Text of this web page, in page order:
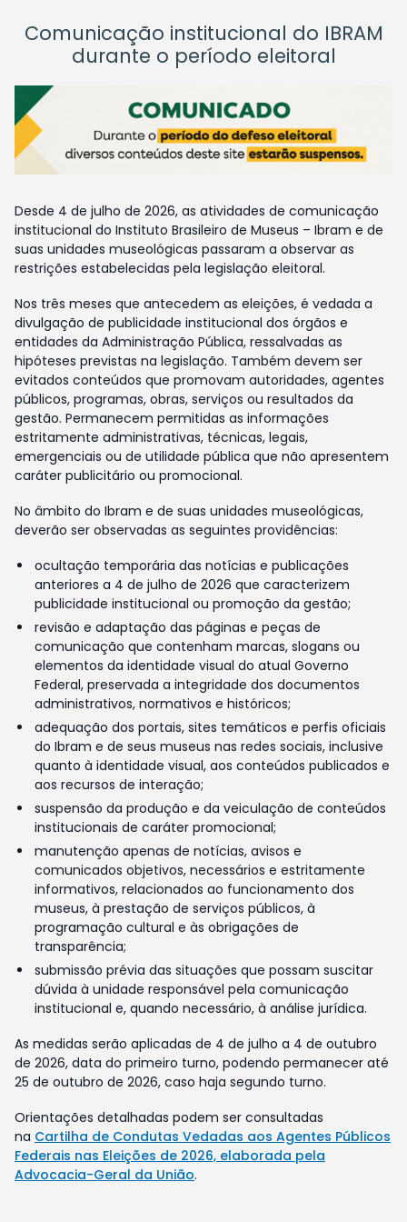
Comunicação institucional do IBRAM
durante o período eleitoral
Desde 4 de julho de 2026, as atividades de comunicação
institucional do Instituto Brasileiro de Museus – Ibram e de
suas unidades museológicas passaram a observar as
restrições estabelecidas pela legislação eleitoral.
Nos três meses que antecedem as eleições, é vedada a
divulgação de publicidade institucional dos órgãos e
entidades da Administração Pública, ressalvadas as
hipóteses previstas na legislação. Também devem ser
evitados conteúdos que promovam autoridades, agentes
públicos, programas, obras, serviços ou resultados da
gestão. Permanecem permitidas as informações
estritamente administrativas, técnicas, legais,
emergenciais ou de utilidade pública que não apresentem
caráter publicitário ou promocional.
No âmbito do Ibram e de suas unidades museológicas,
deverão ser observadas as seguintes providências:
ocultação temporária das notícias e publicações
anteriores a 4 de julho de 2026 que caracterizem
publicidade institucional ou promoção da gestão;
revisão e adaptação das páginas e peças de
comunicação que contenham marcas, slogans ou
elementos da identidade visual do atual Governo
Federal, preservada a integridade dos documentos
administrativos, normativos e históricos;
adequação dos portais, sites temáticos e perfis oficiais
do Ibram e de seus museus nas redes sociais, inclusive
quanto à identidade visual, aos conteúdos publicados e
aos recursos de interação;
suspensão da produção e da veiculação de conteúdos
institucionais de caráter promocional;
manutenção apenas de notícias, avisos e
comunicados objetivos, necessários e estritamente
informativos, relacionados ao funcionamento dos
museus, à prestação de serviços públicos, à
programação cultural e às obrigações de
transparência;
submissão prévia das situações que possam suscitar
dúvida à unidade responsável pela comunicação
institucional e, quando necessário, à análise jurídica.
As medidas serão aplicadas de 4 de julho a 4 de outubro
de 2026, data do primeiro turno, podendo permanecer até
25 de outubro de 2026, caso haja segundo turno.
Orientações detalhadas podem ser consultadas
na Cartilha de Condutas Vedadas aos Agentes Públicos
Federais nas Eleições de 2026, elaborada pela
Advocacia-Geral da União.